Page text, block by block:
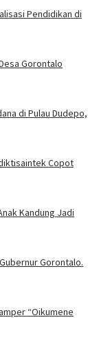
Pendidikan di
Gorontalo
di Pulau Dudepo,
Copot
Kandung Jadi
Gorontalo.
“Oikumene